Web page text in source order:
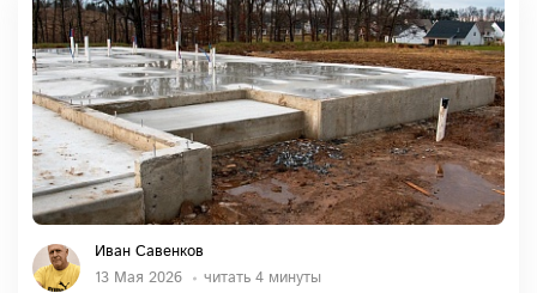
Иван Савенков
13 Мая 2026
читать 4 минуты